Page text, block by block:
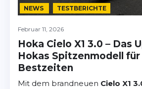
NEWS TESTBERICHTE
Februar 11, 2026
Hoka Cielo X1 3.0 – Das
Hokas Spitzenmodell für
Bestzeiten
Mit dem brandneuen Cielo X1